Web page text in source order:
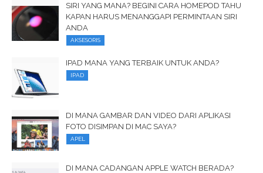
SIRI YANG MANA? BEGINI CARA HOMEPOD TAHU
KAPAN HARUS MENANGGAPI PERMINTAAN SIRI
ANDA
AKSESORIS
IPAD MANA YANG TERBAIK UNTUK ANDA?
IPAD
DI MANA GAMBAR DAN VIDEO DARI APLIKASI
FOTO DISIMPAN DI MAC SAYA?
APEL
DI MANA CADANGAN APPLE WATCH BERADA?